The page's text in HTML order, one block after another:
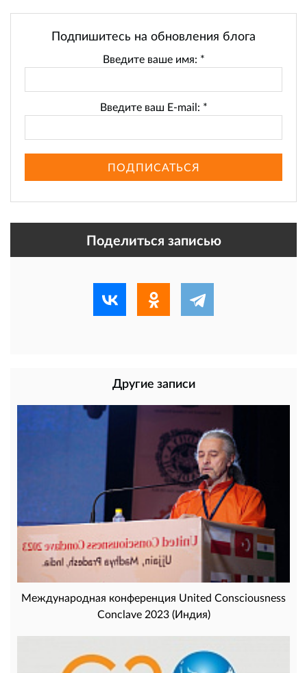
Подпишитесь на обновления блога
Введите ваше имя: *
Введите ваш E-mail: *
ПОДПИСАТЬСЯ
Поделиться записью
Другие записи
Международная конференция United Consciousness
Conclave 2023 (Индия)